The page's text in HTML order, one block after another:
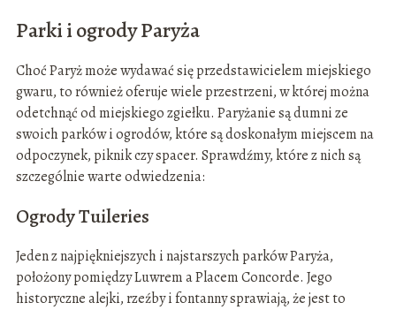
Parki i ogrody Paryża
Choć Paryż może wydawać się przedstawicielem miejskiego
gwaru, to również oferuje wiele przestrzeni, w której można
odetchnąć od miejskiego zgiełku. Paryżanie są dumni ze
swoich parków i ogrodów, które są doskonałym miejscem na
odpoczynek, piknik czy spacer. Sprawdźmy, które z nich są
szczególnie warte odwiedzenia:
Ogrody Tuileries
Jeden z najpiękniejszych i najstarszych parków Paryża,
położony pomiędzy Luwrem a Placem Concorde. Jego
historyczne alejki, rzeźby i fontanny sprawiają, że jest to